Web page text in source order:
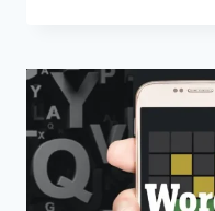
FOR
LØSNING